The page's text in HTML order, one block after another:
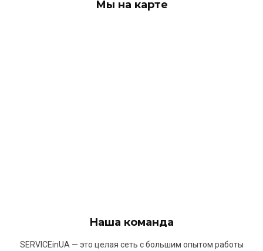
Мы на карте
Наша команда
SERVICEinUA — это целая сеть с большим опытом работы